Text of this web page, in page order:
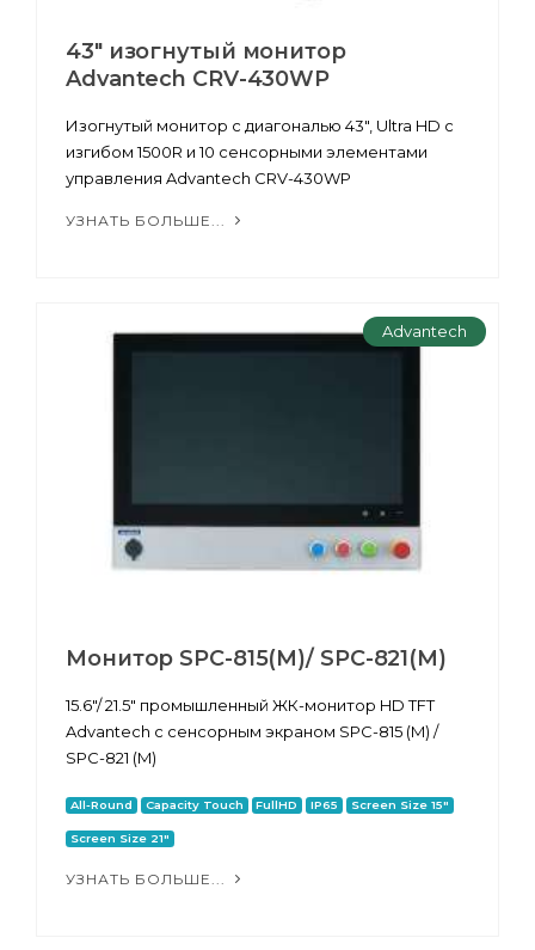
43" изогнутый монитор
Advantech CRV-430WP
Изогнутый монитор с диагональю 43", Ultra HD с
изгибом 1500R и 10 сенсорными элементами
управления Advantech CRV-430WP
УЗНАТЬ БОЛЬШЕ...
Advantech
Монитор SPC-815(M)/ SPC-821(M)
15.6"/ 21.5" промышленный ЖК-монитор HD TFT
Advantech с сенсорным экраном SPC-815 (M) /
SPC-821 (M)
All-Round Capacity Touch FullHD IP65 Screen Size 15"
Screen Size 21"
УЗНАТЬ БОЛЬШЕ...